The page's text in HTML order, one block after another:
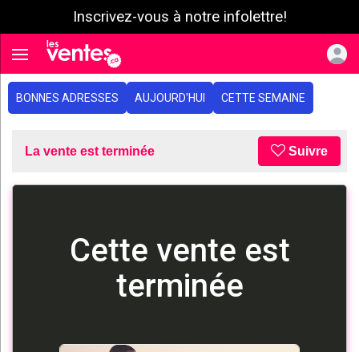
Inscrivez-vous à notre infolettre!
Toggle navigation
BONNES ADRESSES AUJOURD'HUI CETTE SEMAINE
La vente est terminée Suivre
Cette vente est
terminée